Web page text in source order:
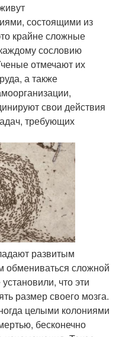
состоящими из
крайне сложные
сословию
отмечают их
а также
свои действия
требующих
развитым
обмениваться сложной
что эти
размер своего мозга.
целыми колониями
бесконечно